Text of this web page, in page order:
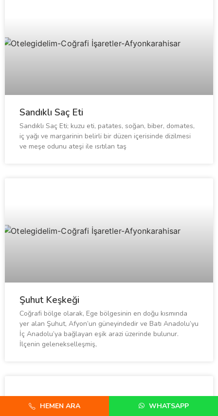
Sandıklı Saç Eti
Sandıklı Saç Eti; kuzu eti, patates, soğan, biber, domates,
iç yağı ve margarinin belirli bir düzen içerisinde dizilmesi
ve meşe odunu ateşi ile ısıtılan taş
Şuhut Keşkeği
Coğrafi bölge olarak, Ege bölgesinin en doğu kısmında
yer alan Şuhut, Afyon’un güneyindedir ve Batı Anadolu’yu
İç Anadolu’ya bağlayan eşik arazi üzerinde bulunur.
İlçenin gelenekselleşmiş,
HEMEN ARA WHATSAPP